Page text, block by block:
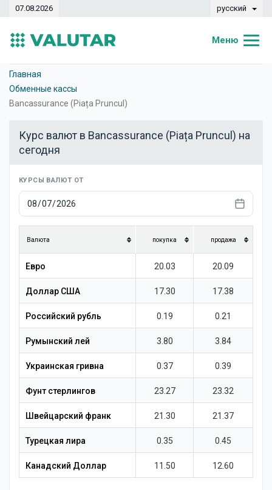
07.08.2026 русский
Меню
Курсы валют
Валюты
Главная
Обменные кассы
Bancassurance (Piața Pruncul)
Курс валют в Bancassurance (Piața Pruncul) на
сегодня
КУРСЫ ВАЛЮТ ОТ
Валюта покупка продажа
Евро 20.03 20.09
Доллар США 17.30 17.38
Российский рубль 0.19 0.21
Румынский лей 3.80 3.84
Украинская гривна 0.37 0.39
Фунт стерлингов 23.27 23.32
Швейцарский франк 21.30 21.37
Турецкая лира 0.35 0.45
Канадский Доллар 11.50 12.60